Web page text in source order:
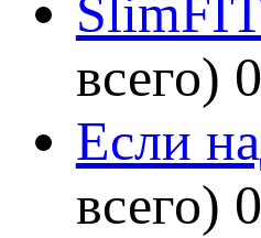
всего)
Если
всего)